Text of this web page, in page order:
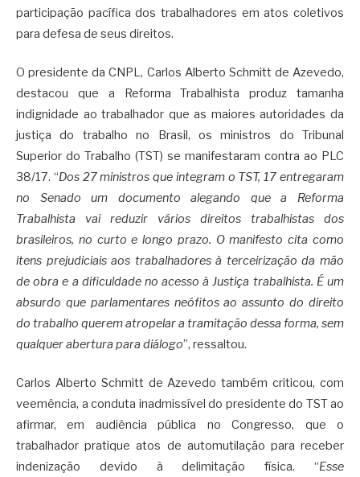
participação pacífica dos trabalhadores em atos coletivos
para defesa de seus direitos.
O presidente da CNPL, Carlos Alberto Schmitt de Azevedo,
destacou que a Reforma Trabalhista produz tamanha
indignidade ao trabalhador que as maiores autoridades da
justiça do trabalho no Brasil, os ministros do Tribunal
Superior do Trabalho (TST) se manifestaram contra ao PLC
38/17. “Dos 27 ministros que integram o TST, 17 entregaram
no Senado um documento alegando que a Reforma
Trabalhista vai reduzir vários direitos trabalhistas dos
brasileiros, no curto e longo prazo. O manifesto cita como
itens prejudiciais aos trabalhadores à terceirização da mão
de obra e a dificuldade no acesso à Justiça trabalhista. É um
absurdo que parlamentares neófitos ao assunto do direito
do trabalho querem atropelar a tramitação dessa forma, sem
qualquer abertura para diálogo”, ressaltou.
Carlos Alberto Schmitt de Azevedo também criticou, com
veemência, a conduta inadmissível do presidente do TST ao
afirmar, em audiência pública no Congresso, que o
trabalhador pratique atos de automutilação para receber
indenização devido à delimitação física. “Esse